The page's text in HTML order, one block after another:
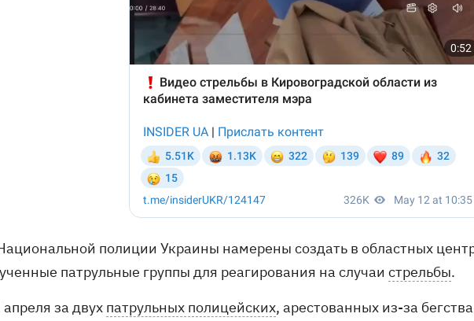
полиции Украины намерены создать в областных
патрульные группы для реагирования на случаи стрельбы.
апреля за двух патрульных полицейских, арестованных из-за